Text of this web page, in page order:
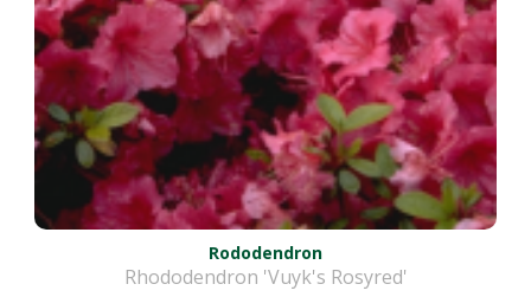
Rododendron
Rhododendron 'Vuyk's Rosyred'